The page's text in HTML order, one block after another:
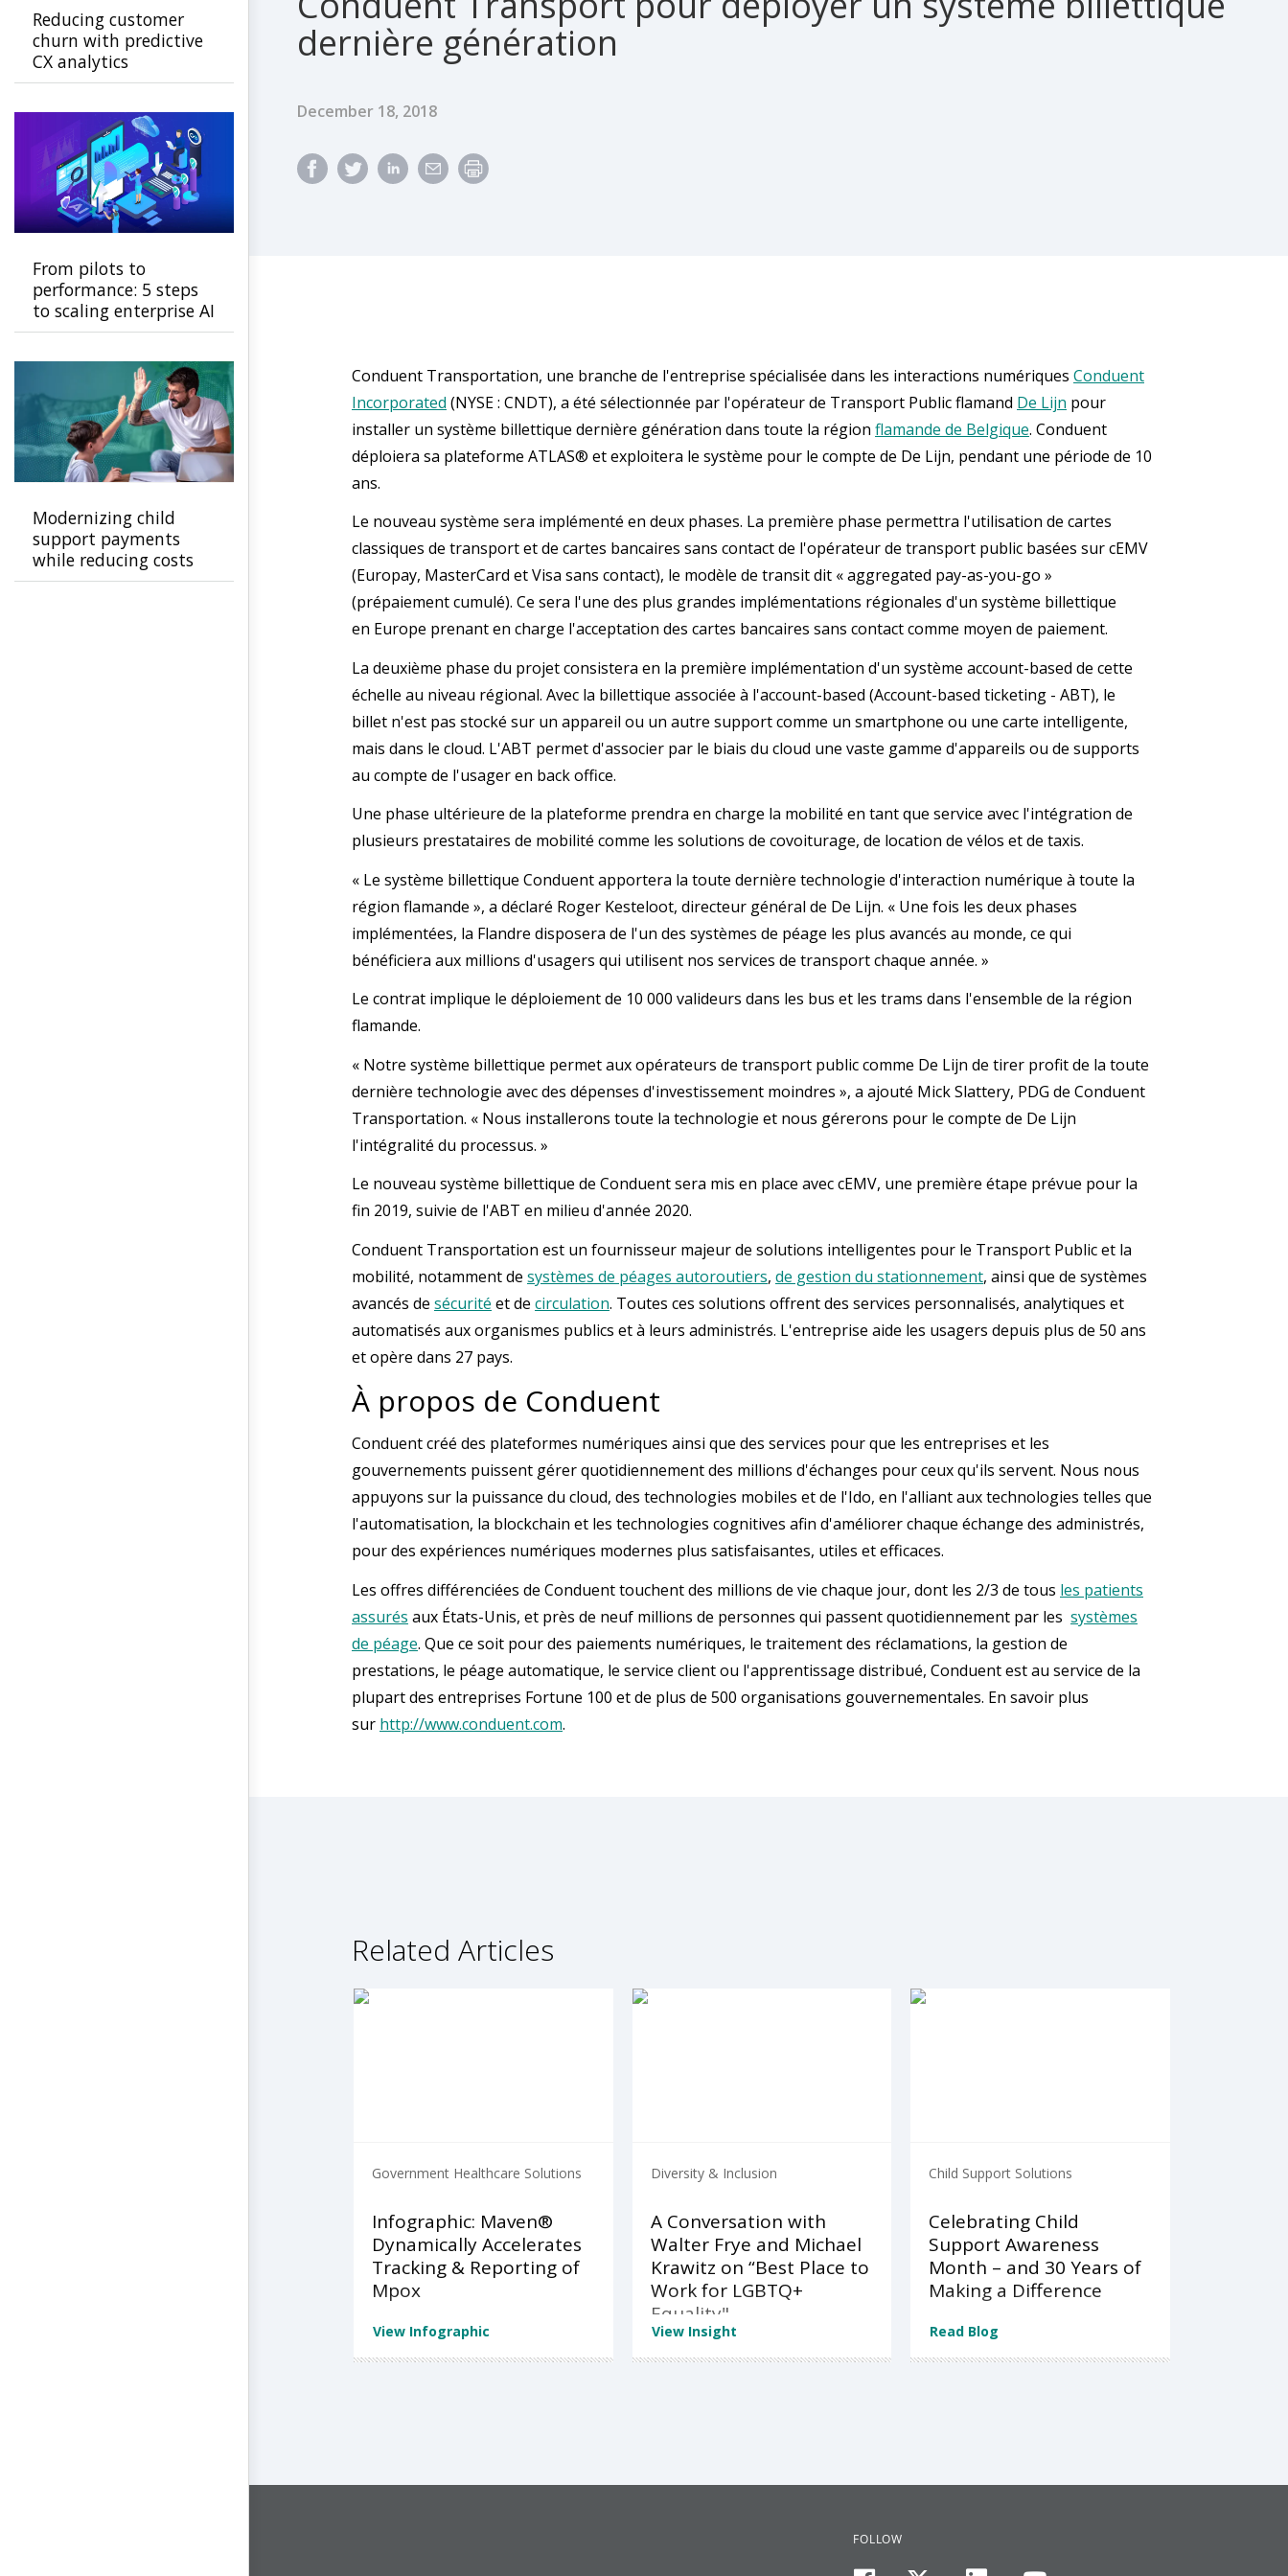
dernière génération
Published Date
December 18, 2018
Conduent Transportation, une branche de l'entreprise spécialisée dans les interactions numériques Conduent
Incorporated (NYSE : CNDT), a été sélectionnée par l'opérateur de Transport Public flamand De Lijn pour
installer un système billettique dernière génération dans toute la région flamande de Belgique. Conduent
déploiera sa plateforme ATLAS® et exploitera le système pour le compte de De Lijn, pendant une période de 10
ans.
Le nouveau système sera implémenté en deux phases. La première phase permettra l'utilisation de cartes
classiques de transport et de cartes bancaires sans contact de l'opérateur de transport public basées sur cEMV
(Europay, MasterCard et Visa sans contact), le modèle de transit dit « aggregated pay-as-you-go »
(prépaiement cumulé). Ce sera l'une des plus grandes implémentations régionales d'un système billettique
en Europe prenant en charge l'acceptation des cartes bancaires sans contact comme moyen de paiement.
La deuxième phase du projet consistera en la première implémentation d'un système account-based de cette
échelle au niveau régional. Avec la billettique associée à l'account-based (Account-based ticketing - ABT), le
billet n'est pas stocké sur un appareil ou un autre support comme un smartphone ou une carte intelligente,
mais dans le cloud. L'ABT permet d'associer par le biais du cloud une vaste gamme d'appareils ou de supports
au compte de l'usager en back office.
Une phase ultérieure de la plateforme prendra en charge la mobilité en tant que service avec l'intégration de
plusieurs prestataires de mobilité comme les solutions de covoiturage, de location de vélos et de taxis.
« Le système billettique Conduent apportera la toute dernière technologie d'interaction numérique à toute la
région flamande », a déclaré Roger Kesteloot, directeur général de De Lijn. « Une fois les deux phases
implémentées, la Flandre disposera de l'un des systèmes de péage les plus avancés au monde, ce qui
bénéficiera aux millions d'usagers qui utilisent nos services de transport chaque année. »
Le contrat implique le déploiement de 10 000 valideurs dans les bus et les trams dans l'ensemble de la région
flamande.
« Notre système billettique permet aux opérateurs de transport public comme De Lijn de tirer profit de la toute
dernière technologie avec des dépenses d'investissement moindres », a ajouté Mick Slattery, PDG de Conduent
Transportation. « Nous installerons toute la technologie et nous gérerons pour le compte de De Lijn
l'intégralité du processus. »
Le nouveau système billettique de Conduent sera mis en place avec cEMV, une première étape prévue pour la
fin 2019, suivie de l'ABT en milieu d'année 2020.
Conduent Transportation est un fournisseur majeur de solutions intelligentes pour le Transport Public et la
mobilité, notamment de systèmes de péages autoroutiers, de gestion du stationnement, ainsi que de systèmes
avancés de sécurité et de circulation. Toutes ces solutions offrent des services personnalisés, analytiques et
automatisés aux organismes publics et à leurs administrés. L'entreprise aide les usagers depuis plus de 50 ans
et opère dans 27 pays.
À propos de Conduent
Conduent créé des plateformes numériques ainsi que des services pour que les entreprises et les
gouvernements puissent gérer quotidiennement des millions d'échanges pour ceux qu'ils servent. Nous nous
appuyons sur la puissance du cloud, des technologies mobiles et de l'Ido, en l'alliant aux technologies telles que
l'automatisation, la blockchain et les technologies cognitives afin d'améliorer chaque échange des administrés,
pour des expériences numériques modernes plus satisfaisantes, utiles et efficaces.
Les offres différenciées de Conduent touchent des millions de vie chaque jour, dont les 2/3 de tous les patients
assurés aux États-Unis, et près de neuf millions de personnes qui passent quotidiennement par les systèmes
de péage. Que ce soit pour des paiements numériques, le traitement des réclamations, la gestion de
prestations, le péage automatique, le service client ou l'apprentissage distribué, Conduent est au service de la
plupart des entreprises Fortune 100 et de plus de 500 organisations gouvernementales. En savoir plus
sur http://www.conduent.com.
Related Articles
Government Healthcare Solutions
Infographic: Maven®
Dynamically Accelerates
Tracking & Reporting of
Mpox
View Infographic
Diversity & Inclusion
A Conversation with
Walter Frye and Michael
Krawitz on “Best Place to
Work for LGBTQ+
Equality"
View Insight
Child Support Solutions
Celebrating Child
Support Awareness
Month – and 30 Years of
Making a Difference
Read Blog
Reducing customer
churn with predictive
CX analytics
From pilots to
performance: 5 steps
to scaling enterprise AI
Modernizing child
support payments
while reducing costs
FOLLOW